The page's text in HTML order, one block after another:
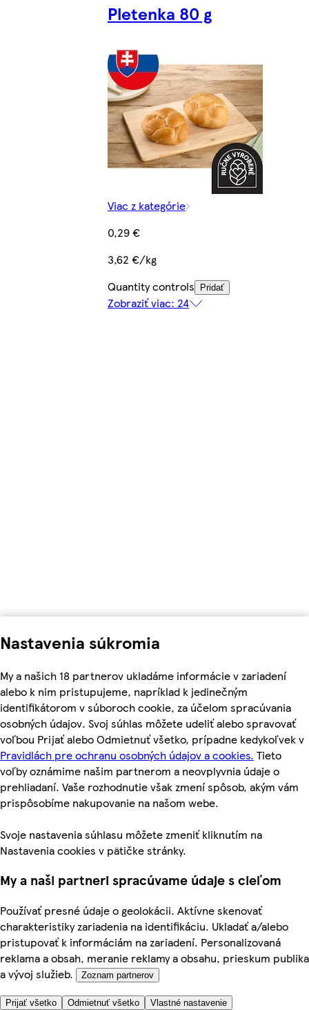
Nastavenia súkromia
My a našich 18 partnerov ukladáme informácie v zariadení
alebo k nim pristupujeme, napríklad k jedinečným
identifikátorom v súboroch cookie, za účelom spracúvania
osobných údajov. Svoj súhlas môžete udeliť alebo spravovať
voľbou Prijať alebo Odmietnuť všetko, prípadne kedykoľvek v
Pravidlách pre ochranu osobných údajov a cookies. Tieto
voľby oznámime našim partnerom a neovplyvnia údaje o
prehliadaní. Vaše rozhodnutie však zmení spôsob, akým vám
prispôsobíme nakupovanie na našom webe.
Svoje nastavenia súhlasu môžete zmeniť kliknutím na
Nastavenia cookies v pätičke stránky.
My a naši partneri spracúvame údaje s cieľom
Používať presné údaje o geolokácii. Aktívne skenovať
charakteristiky zariadenia na identifikáciu. Ukladať a/alebo
pristupovať k informáciám na zariadení. Personalizovaná
reklama a obsah, meranie reklamy a obsahu, prieskum publika
a vývoj služieb.
Zoznam partnerov
Prijať všetko Odmietnuť všetko Vlastné nastavenie
Pletenka 80 g
Viac z kategórie
0,29 €
3,62 €/kg
Quantity controls
Pridať
Zobraziť viac: 24